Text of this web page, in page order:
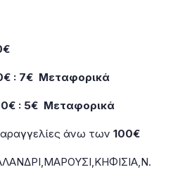
: 7€ Μεταφορικά
: 5€ Μεταφορικά
άνω των 100€